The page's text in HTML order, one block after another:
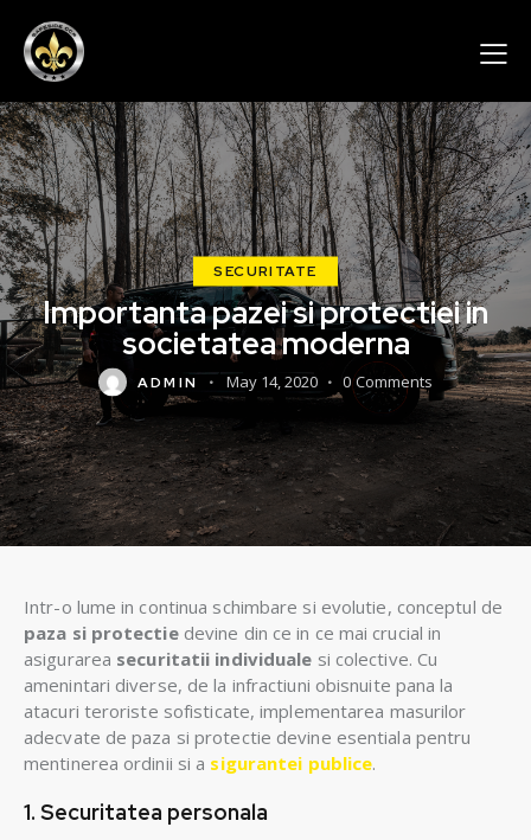
SECURITATE
Importanta pazei si protectiei in
societatea moderna
ADMIN May 14, 2020 0 Comments
Intr-o lume in continua schimbare si evolutie, conceptul de
paza si protectiedevine din ce in ce mai crucial in
asigurarea securitatii individuale si colective. Cu
amenintari diverse, de la infractiuni obisnuite pana la
atacuri teroriste sofisticate, implementarea masurilor
adecvate de paza si protectie devine esentiala pentru
mentinerea ordinii si a sigurantei publice.
1. Securitatea personala